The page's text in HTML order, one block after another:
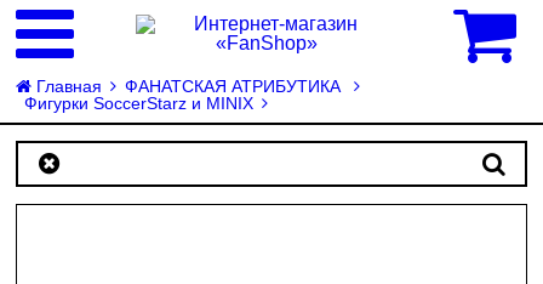
Главная
ФАНАТСКАЯ АТРИБУТИКА
Фигурки SoccerStarz и MINIX